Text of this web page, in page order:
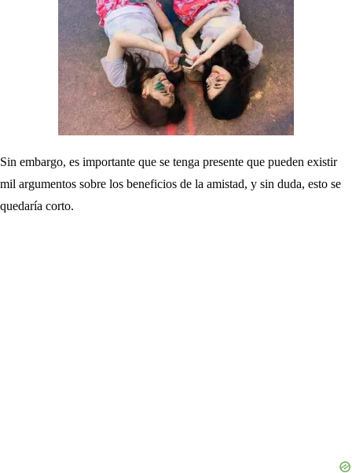
Sin embargo, es importante que se tenga presente que pueden existir
mil argumentos sobre los beneficios de la amistad, y sin duda, esto se
quedaría corto.